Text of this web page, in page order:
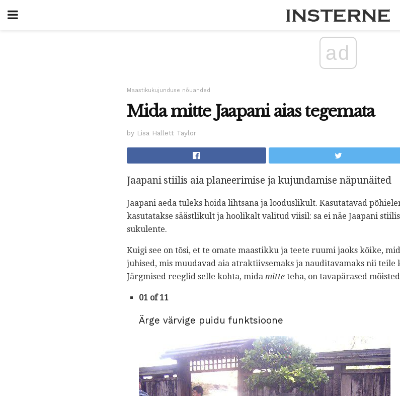
ad
Maastikukujunduse nõuanded
Mida mitte Jaapani aias tegemata
by Lisa Hallett Taylor
Jaapani stiilis aia planeerimise ja kujundamise näpunäited
Jaapani aeda tuleks hoida lihtsana ja looduslikult. Kasutatavad
kasutatakse säästlikult ja hoolikalt valitud viisil: sa ei näe Jaapani
sukulente.
Kuigi see on tõsi, et te omate maastikku ja teete ruumi jaoks kõike,
juhised, mis muudavad aia atraktiivsemaks ja nauditavamaks nii teile
Järgmised reeglid selle kohta, mida mitte teha, on tavapärased
01 of 11
Ärge värvige puidu funktsioone